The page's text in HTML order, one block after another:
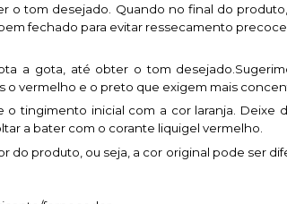
tom desejado. Quando no final do
fechado para evitar ressecamento
a gota, até obter o tom
vermelho e o preto que exigem mais
tingimento inicial com a cor laranja. Deixe
a bater com o corante liquigel vermelho.
do produto, ou seja, a cor original pode ser